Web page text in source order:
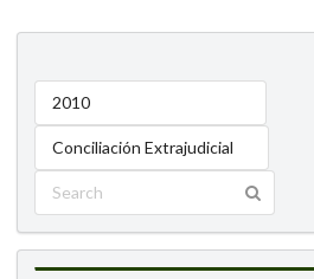
2010
Conciliación Extrajudicial